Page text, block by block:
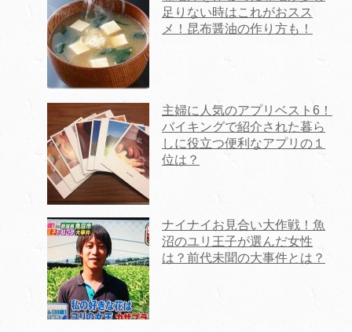
足りない時はこれがおスス
メ！昆布醤油の作り方も！
主婦に人気のアプリベスト6！
バイキングで紹介された暮ら
しに役立つ便利なアプリの１
位は？
ナイナイお見合い大作戦！魚
沼のユリ王子が選んだ女性
は？前代未聞の大事件とは？